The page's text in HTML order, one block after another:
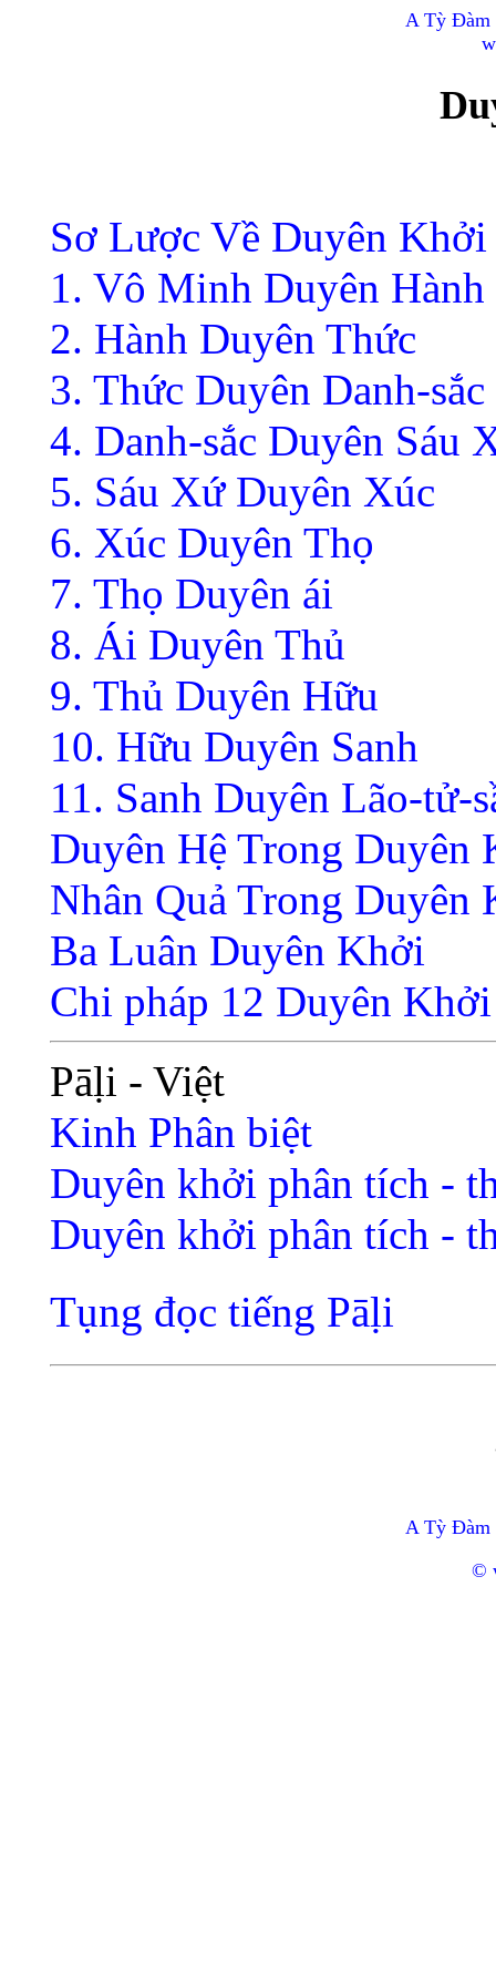
A Tỳ Đàm
Sơ Lược Về Duyên Khởi
1. Vô Minh Duyên Hành
2. Hành Duyên Thức
3. Thức Duyên Danh-sắc
4. Danh-sắc Duyên Sáu
5. Sáu Xứ Duyên Xúc
6. Xúc Duyên Thọ
7. Thọ Duyên ái
8. Ái Duyên Thủ
9. Thủ Duyên Hữu
10. Hữu Duyên Sanh
11. Sanh Duyên Lão-tử-
Duyên Hệ Trong Duyên
Nhân Quả Trong Duyên
Ba Luân Duyên Khởi
Chi pháp 12 Duyên Khởi
Pāḷi - Việt
Kinh Phân biệt
Duyên khởi phân tích -
Duyên khởi phân tích -
Tụng đọc tiếng Pāḷi
A Tỳ Đàm
©